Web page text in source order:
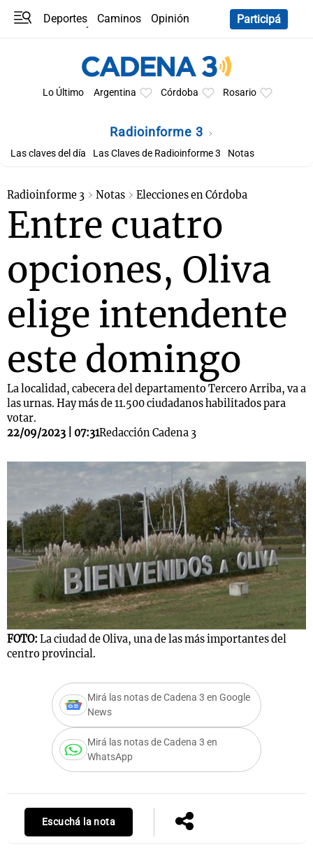
Deportes Caminos
Opinión
Participá
Lo Último Argentina Córdoba Rosario
Radioinforme 3
Las claves del día Las Claves de Radioinforme 3 Notas
Radioinforme 3 Notas Elecciones en Córdoba
Entre cuatro
opciones, Oliva
elige intendente
este domingo
La localidad, cabecera del departamento Tercero Arriba, va a
las urnas. Hay más de 11.500 ciudadanos habilitados para
votar.
22/09/2023 | 07:31Redacción Cadena 3
FOTO: La ciudad de Oliva, una de las más importantes del
centro provincial.
Mirá las notas de Cadena 3 en Google
News
Mirá las notas de Cadena 3 en
WhatsApp
Escuchá la nota
Notas
Mundial 2026
Notas
La Sole en
Cadena 3